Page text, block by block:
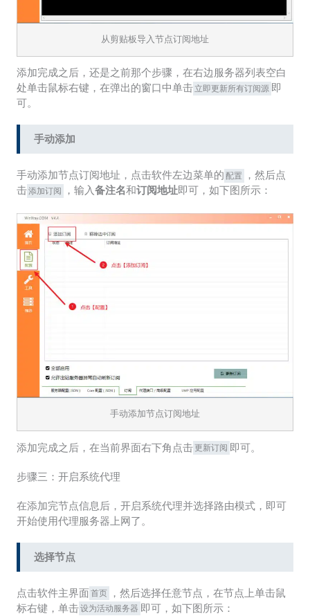
从剪贴板导入节点订阅地址
添加完成之后，还是之前那个步骤，在右边服务器列表空白
处单击鼠标右键，在弹出的窗口中单击 立即更新所有订阅源 即
可。
手动添加
手动添加节点订阅地址，点击软件左边菜单的 配置
，然后点
击添加订阅 ，输入备注名和订阅地址即可，如下图所示：
手动添加节点订阅地址
添加完成之后，在当前界面右下角点击更新订阅 即可。
步骤三：开启系统代理
在添加完节点信息后，开启系统代理并选择路由模式，即可
开始使用代理服务器上网了。
选择节点
点击软件主界面首页
，然后选择任意节点，在节点上单击鼠
标右键，单击设为活动服务器 即可，如下图所示：